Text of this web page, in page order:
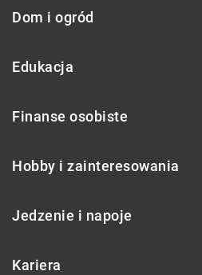
Dom i ogród
Edukacja
Finanse osobiste
Hobby i zainteresowania
Jedzenie i napoje
Kariera